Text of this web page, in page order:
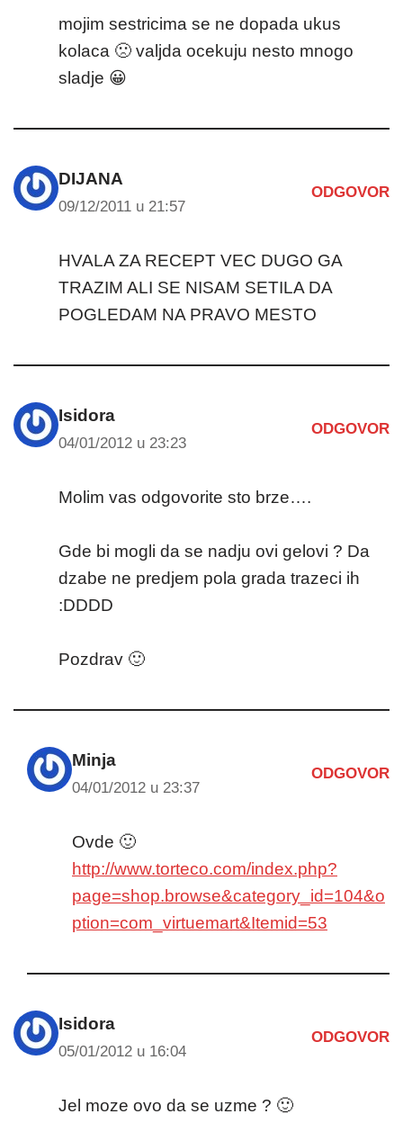
mojim sestricima se ne dopada ukus
kolaca 🙁 valjda ocekuju nesto mnogo
sladje 😀
DIJANA
09/12/2011 u 21:57
ODGOVOR
HVALA ZA RECEPT VEC DUGO GA
TRAZIM ALI SE NISAM SETILA DA
POGLEDAM NA PRAVO MESTO
Isidora
04/01/2012 u 23:23
ODGOVOR
Molim vas odgovorite sto brze….
Gde bi mogli da se nadju ovi gelovi ? Da
dzabe ne predjem pola grada trazeci ih
:DDDD
Pozdrav 🙂
Minja
04/01/2012 u 23:37
ODGOVOR
Ovde 🙂
http://www.torteco.com/index.php?
page=shop.browse&category_id=104&o
ption=com_virtuemart&Itemid=53
Isidora
05/01/2012 u 16:04
ODGOVOR
Jel moze ovo da se uzme ? 🙂